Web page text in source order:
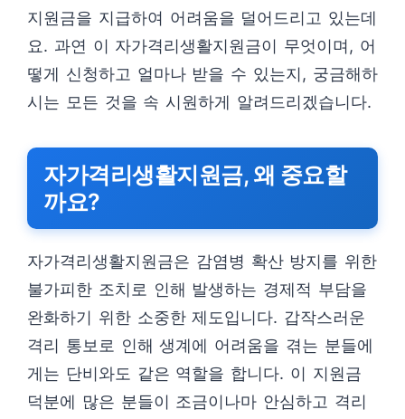
지원금을 지급하여 어려움을 덜어드리고 있는데
요. 과연 이 자가격리생활지원금이 무엇이며, 어
떻게 신청하고 얼마나 받을 수 있는지, 궁금해하
시는 모든 것을 속 시원하게 알려드리겠습니다.
자가격리생활지원금, 왜 중요할
까요?
자가격리생활지원금은 감염병 확산 방지를 위한
불가피한 조치로 인해 발생하는 경제적 부담을
완화하기 위한 소중한 제도입니다. 갑작스러운
격리 통보로 인해 생계에 어려움을 겪는 분들에
게는 단비와도 같은 역할을 합니다. 이 지원금
덕분에 많은 분들이 조금이나마 안심하고 격리